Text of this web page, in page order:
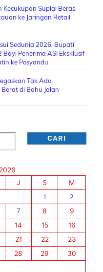
Kecukupan Suplai Beras
ke Jaringan Retail
Sedunia 2026, Bupati
Penerima ASI Eksklusif
ke Posyandu
Tak Ada
di Bahu Jalan
CARI
J S
M
1
2
7 8
9
14 15
16
21 22
23
28 29
30